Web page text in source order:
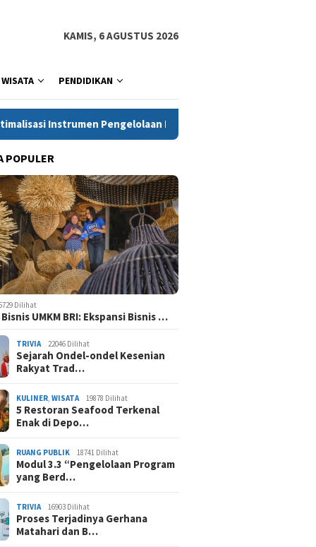
KAMIS, 6 AGUSTUS 2026
WISATA PENDIDIKAN
Pengelolaan Kas Negara, Perkuat Penyaluran Kredit
POPULER
Dilihat
UMKM BRI: Ekspansi Bisnis …
TRIVIA 22046 Dilihat
Sejarah Ondel-ondel Kesenian
Rakyat Trad…
KULINER ,WISATA 19878 Dilihat
5 Restoran Seafood Terkenal
Enak di Depo…
RUANG PUBLIK 18741 Dilihat
Modul 3.3 “Pengelolaan Program
yang Berd…
TRIVIA 16903 Dilihat
Proses Terjadinya Gerhana
Matahari dan B…